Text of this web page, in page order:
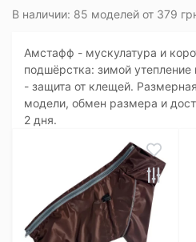
В наличии: 85 моделей от 379
Амстафф - мускулатура и
подшёрстка: зимой
- защита от клещей.
модели, обмен размера и
2 дня.